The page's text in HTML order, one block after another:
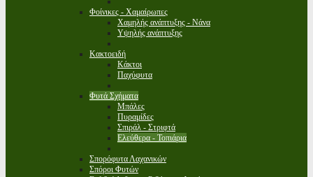
Φοίνικες - Χαμαίρωπες
Χαμηλής ανάπτυξης - Νάνα
Υψηλής ανάπτυξης
Κακτοειδή
Κάκτοι
Παχύφυτα
Φυτά Σχήματα
Μπάλες
Πυραμίδες
Σπιράλ - Στριφτά
Ελεύθερα - Τοπιάρια
Σπορόφυτα Λαχανικών
Σπόροι Φυτών